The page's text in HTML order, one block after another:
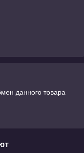
данного товара